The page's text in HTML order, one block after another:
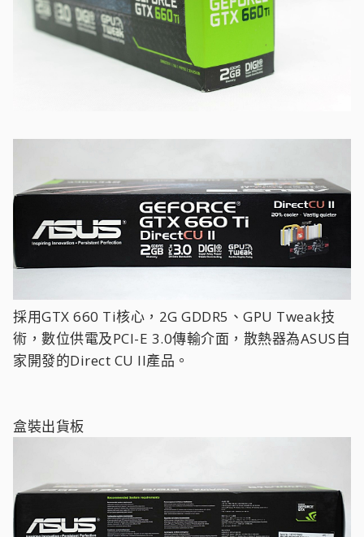
採用GTX 660 Ti核心，2G GDDR5、GPU Tweak技
術，數位供電及PCI-E 3.0傳輸介面，散熱器為ASUS自
家開發的Direct CU II產品。
盒裝出貨板